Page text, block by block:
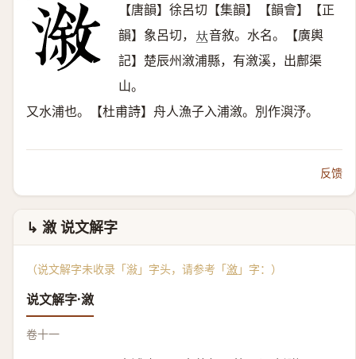
【唐韻】徐呂切【集韻】【韻會】【正
韻】象呂切， 𠀤音敘。水名。【廣輿
記】楚辰州漵浦縣，有漵溪，出鄜渠
山。
又水浦也。【杜甫詩】舟人漁子入浦漵。別作㵰汿。
反馈
↳ 漵 说文解字
（说文解字未收录「潊」字头，请参考「漵 」字：）
说文解字·漵
卷十一